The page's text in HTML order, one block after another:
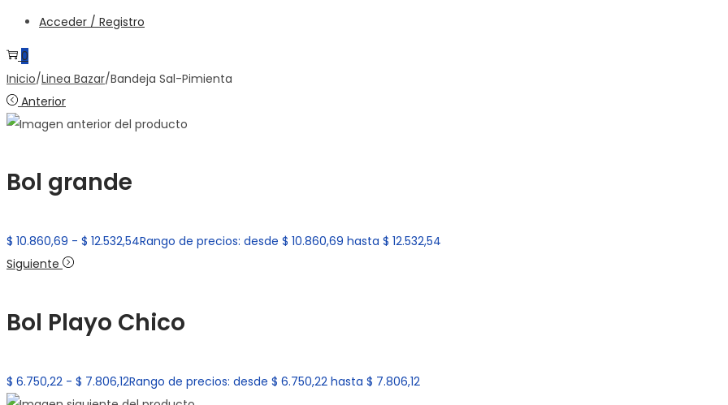
Acceder / Registro
0
Inicio/Linea Bazar/Bandeja Sal-Pimienta
Anterior
Bol grande
$ 10.860,69 - $ 12.532,54Rango de precios: desde $ 10.860,69 hasta $ 12.532,54
Siguiente
Bol Playo Chico
$ 6.750,22 - $ 7.806,12Rango de precios: desde $ 6.750,22 hasta $ 7.806,12